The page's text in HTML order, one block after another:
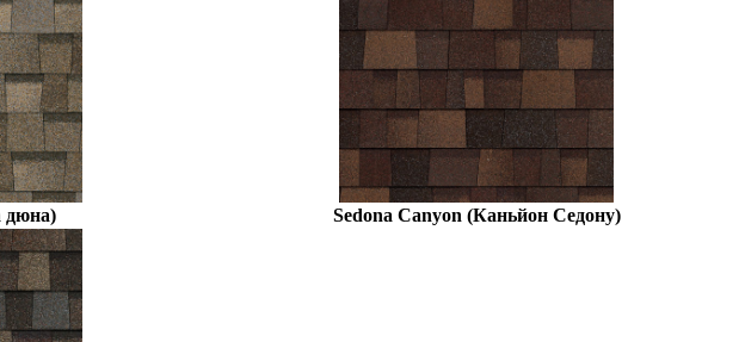
дюна) Sedona Canyon (Каньйон Седону)